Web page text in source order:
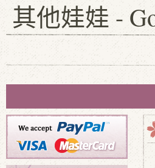
其他娃娃 -